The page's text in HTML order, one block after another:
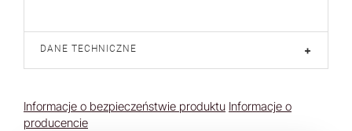
DANE TECHNICZNE +
Informacje o bezpieczeństwie produktu Informacje o
producencie